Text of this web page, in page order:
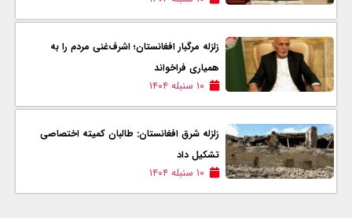
زلزله مرگبار افغانستان؛ اشرف‌غنی مردم را به
همیاری فراخواند
۱۰ سنبله ۱۴۰۴
زلزله شرق افغانستان: طالبان کمیته اختصاصی
تشکیل داد
۱۰ سنبله ۱۴۰۴